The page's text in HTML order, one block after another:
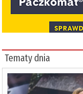
Tematy dnia